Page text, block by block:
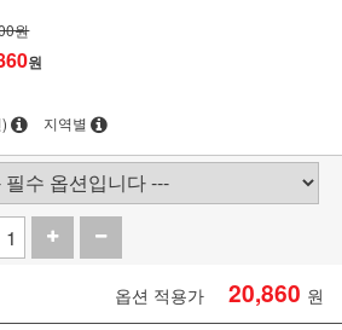
원
원
지역별
옵션 적용가 20,860 원